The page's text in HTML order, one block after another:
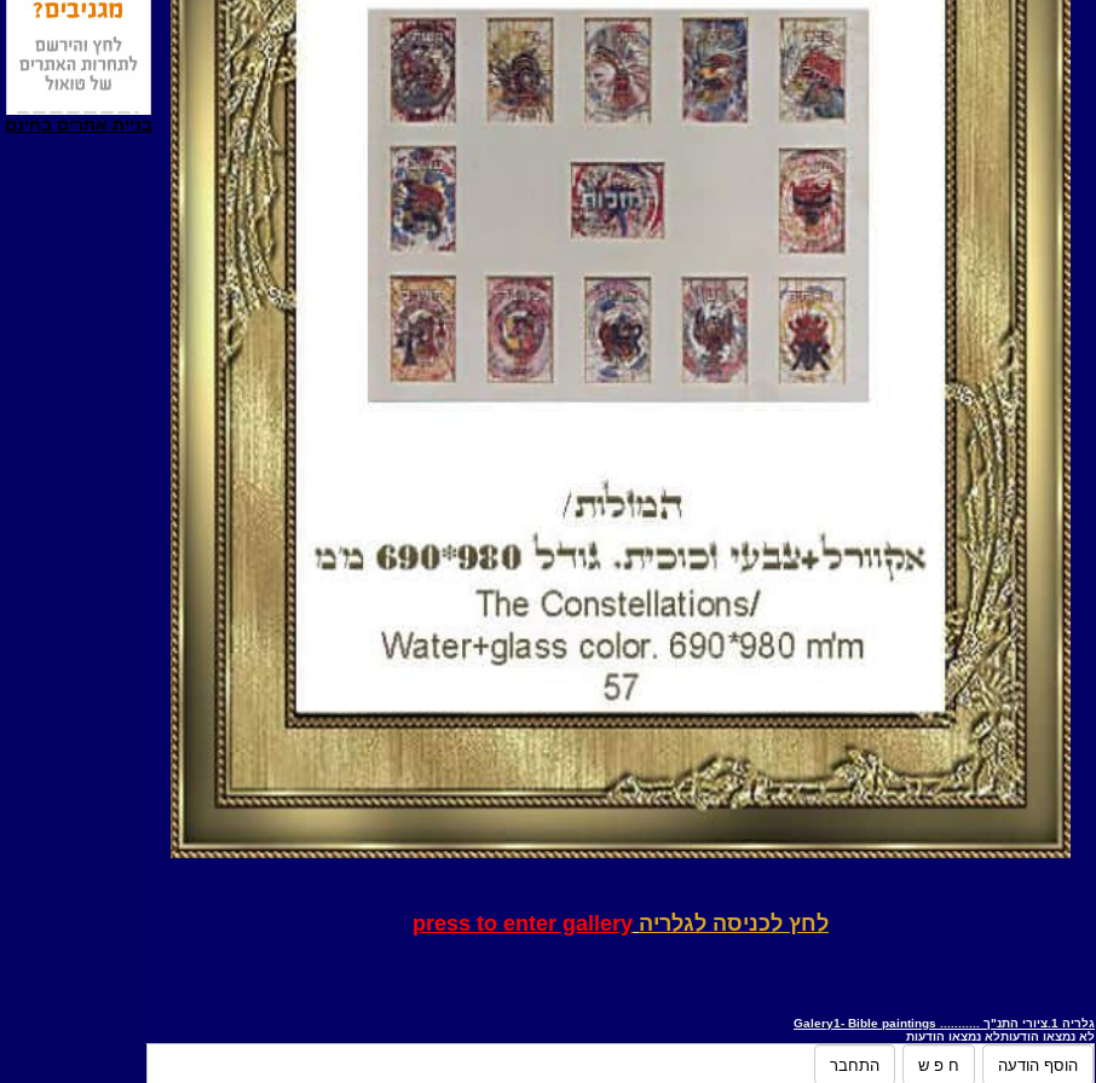
בניית אתרים בחינם
לחץ לכניסה לגלריה press to enter gallery
גלריה 1.ציורי התנ"ך ........... Galery1- Bible paintings
לא נמצאו הודעותלא נמצאו הודעות